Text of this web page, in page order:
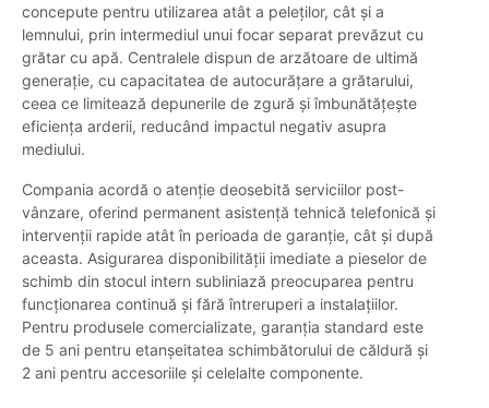
concepute pentru utilizarea atât a peleților, cât și a
lemnului, prin intermediul unui focar separat prevăzut cu
grătar cu apă. Centralele dispun de arzătoare de ultimă
generație, cu capacitatea de autocurățare a grătarului,
ceea ce limitează depunerile de zgură și îmbunătățește
eficiența arderii, reducând impactul negativ asupra
mediului.
Compania acordă o atenție deosebită serviciilor post-
vânzare, oferind permanent asistență tehnică telefonică și
intervenții rapide atât în perioada de garanție, cât și după
aceasta. Asigurarea disponibilității imediate a pieselor de
schimb din stocul intern subliniază preocuparea pentru
funcționarea continuă și fără întreruperi a instalațiilor.
Pentru produsele comercializate, garanția standard este
de 5 ani pentru etanșeitatea schimbătorului de căldură și
2 ani pentru accesoriile și celelalte componente.